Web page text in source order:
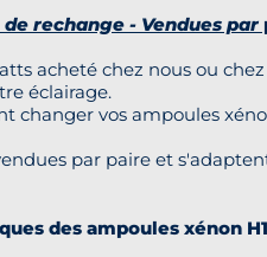
rechange - Vendues par
acheté chez nous ou
éclairage.
changer vos ampoules
par paire et
des ampoules xénon